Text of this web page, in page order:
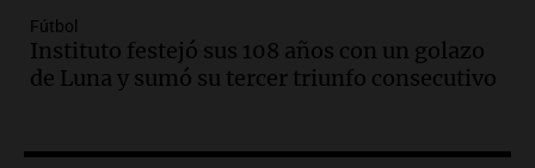
Audio.Borges, abogada de Pourrain:
"Tres hombres se lo llevaron para
hacerle preguntas y nunca regresó"
Episodios
Fútbol
Instituto festejó sus 108 años con un golazo
de Luna y sumó su tercer triunfo consecutivo